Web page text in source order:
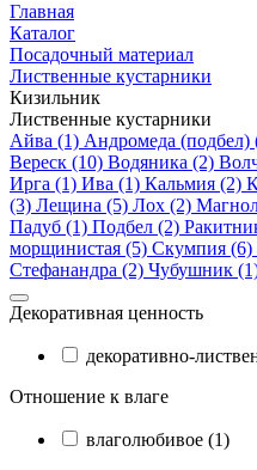
Главная
Каталог
Посадочный материал
Лиственные кустарники
Кизильник
Лиственные кустарники
Айва (1) Андромеда (подбел)
Вереск (10) Водяника (2)
Ирга (1) Ива (1) Кальмия (2)
(3) Лещина (5) Лох (2)
Падуб (1) Подбел (2)
морщинистая (5) Скумпия (6)
Стефанандра (2) Чубушник
Декоративная ценность
декоративно-
Отношение к влаге
влаголюбивое (1)